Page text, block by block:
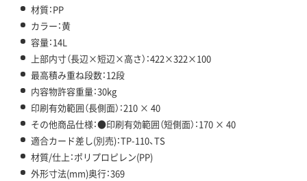
材質：PP
カラー：黄
容量：14L
上部内寸（長辺×短辺×高さ）：422×322×100
最高積み重ね段数：12段
内容物許容重量：30kg
印刷有効範囲（長側面）：210 × 40
その他商品仕様：●印刷有効範囲（短側面）：170 × 40
適合カード差し(別売)：TP-110、TS
材質/仕上：ポリプロピレン(PP)
外形寸法(mm)奥行：369